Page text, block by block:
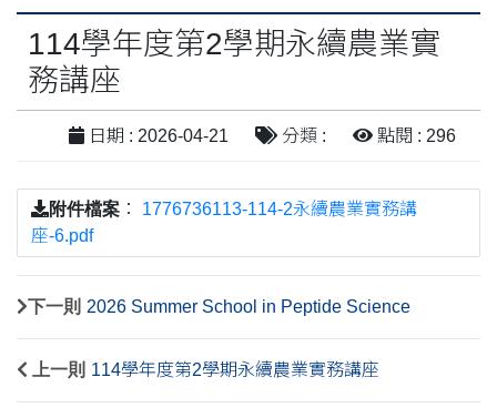
114學年度第2學期永續農業實
務講座
日期 : 2026-04-21 分類 : 點閱 : 296
附件檔案 ： 1776736113-114-2永續農業實務講
座-6.pdf
下一則 2026 Summer School in Peptide Science
上一則 114學年度第2學期永續農業實務講座